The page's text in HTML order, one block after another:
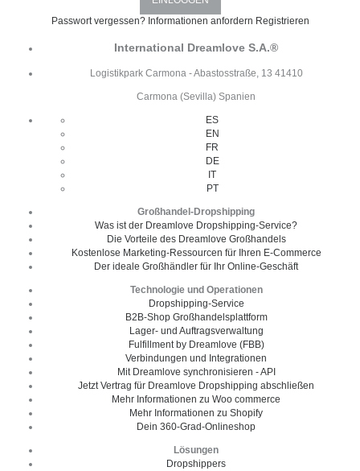
Passwort vergessen? Informationen anfordern Registrieren
International Dreamlove S.A.®
Logistikpark Carmona - Abastosstraße, 13 41410
Carmona (Sevilla) Spanien
ES
EN
FR
DE
IT
PT
Großhandel-Dropshipping
Was ist der Dreamlove Dropshipping-Service?
Die Vorteile des Dreamlove Großhandels
Kostenlose Marketing-Ressourcen für Ihren E-Commerce
Der ideale Großhändler für Ihr Online-Geschäft
Technologie und Operationen
Dropshipping-Service
B2B-Shop Großhandelsplattform
Lager- und Auftragsverwaltung
Fulfillment by Dreamlove (FBB)
Verbindungen und Integrationen
Mit Dreamlove synchronisieren - API
Jetzt Vertrag für Dreamlove Dropshipping abschließen
Mehr Informationen zu Woo commerce
Mehr Informationen zu Shopify
Dein 360-Grad-Onlineshop
Lösungen
Dropshippers